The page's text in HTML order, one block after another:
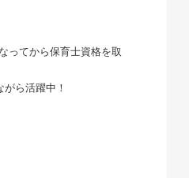
ってから保育士資格を取
ら活躍中！